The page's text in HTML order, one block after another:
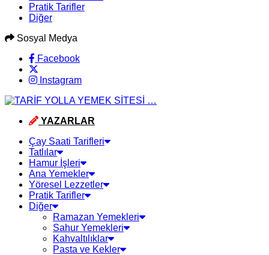
Pratik Tarifler
Diğer
Sosyal Medya
Facebook
Instagram
YAZARLAR
Çay Saati Tarifleri
Tatlılar
Hamur İşleri
Ana Yemekler
Yöresel Lezzetler
Pratik Tarifler
Diğer
Ramazan Yemekleri
Sahur Yemekleri
Kahvaltılıklar
Pasta ve Kekler